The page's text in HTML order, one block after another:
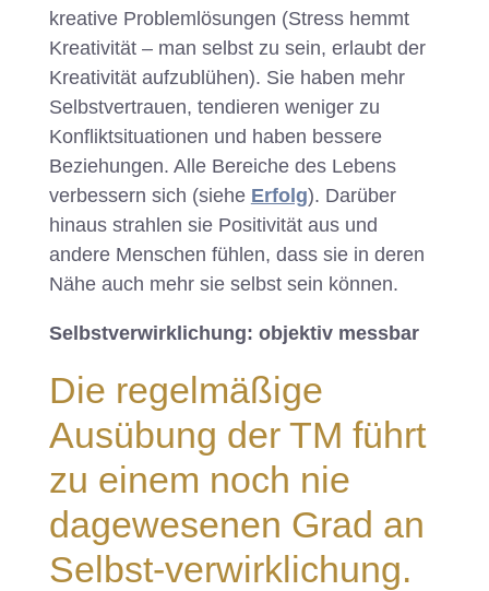
kreative Problemlösungen (Stress hemmt
Kreativität – man selbst zu sein, erlaubt der
Kreativität aufzublühen). Sie haben mehr
Selbstvertrauen, tendieren weniger zu
Konfliktsituationen und haben bessere
Beziehungen. Alle Bereiche des Lebens
verbessern sich (siehe Erfolg). Darüber
hinaus strahlen sie Positivität aus und
andere Menschen fühlen, dass sie in deren
Nähe auch mehr sie selbst sein können.
Selbstverwirklichung: objektiv messbar
Die regelmäßige
Ausübung der TM führt
zu einem noch nie
dagewesenen Grad an
Selbst-verwirklichung.